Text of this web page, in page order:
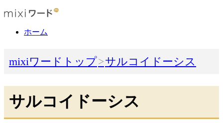
ホーム
mixiワードトップ サルコイドーシス
サルコイドーシス